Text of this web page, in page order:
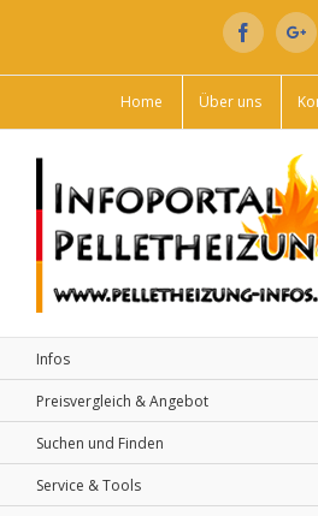
Facebook
Home Über uns
Infos
Preisvergleich & Angebot
Suchen und Finden
Service & Tools